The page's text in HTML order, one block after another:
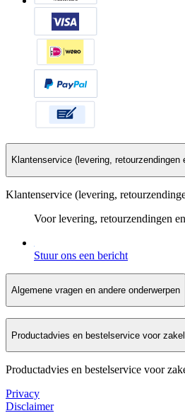
Klantenservice (levering, retourzendingen
Klantenservice (levering,
Voor levering, retourzendingen
Stuur ons een bericht
Algemene vragen en andere onderwerpen
Productadvies en bestelservice voor
Productadvies en bestelservice voor
Privacy
Disclaimer